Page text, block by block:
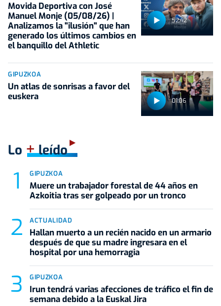
52:42
Movida Deportiva con José
Manuel Monje (05/08/26) |
Analizamos la "ilusión" que han
generado los últimos cambios en
el banquillo del Athletic
01:06
GIPUZKOA
Un atlas de sonrisas a favor del
euskera
Lo +leído
GIPUZKOA
Muere un trabajador forestal de 44 años en
Azkoitia tras ser golpeado por un tronco
ACTUALIDAD
Hallan muerto a un recién nacido en un armario
después de que su madre ingresara en el
hospital por una hemorragia
GIPUZKOA
Irun tendrá varias afecciones de tráfico el fin de
semana debido a la Euskal Jira